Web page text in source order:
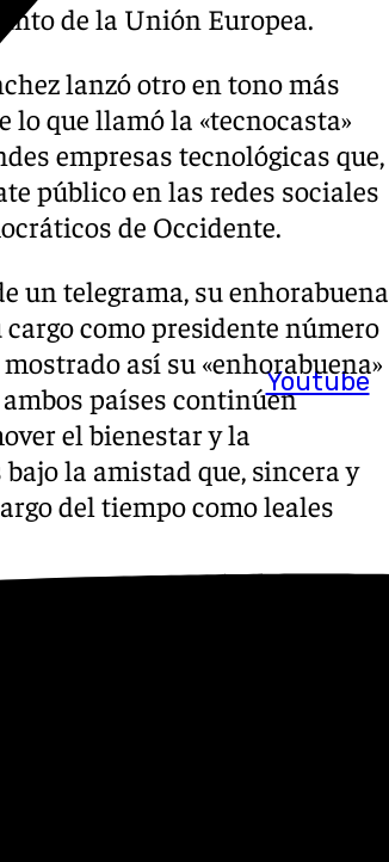
Youtube
de la Unión Europea.
lanzó otro en tono más
lo que llamó la «tecnocasta»
empresas tecnológicas que,
público en las redes sociales
de Occidente.
un telegrama, su enhorabuena
como presidente número
así su «enhorabuena»
ambos países continúen
el bienestar y la
la amistad que, sincera y
del tiempo como leales
Feijóo, ha felicitado este lunes
Unidos, Donald Trump, a la
la relación transatlántica».
con la UE, en la OTAN y en